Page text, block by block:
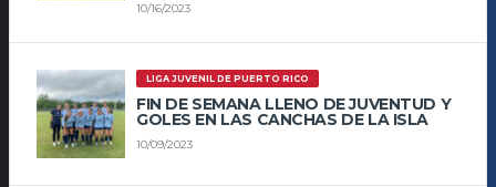
10/16/2023
LIGA JUVENIL DE PUERTO RICO
FIN DE SEMANA LLENO DE JUVENTUD Y
GOLES EN LAS CANCHAS DE LA ISLA
10/09/2023